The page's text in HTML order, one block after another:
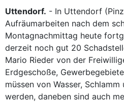
Uttendorf. - In Uttendorf
Aufräumarbeiten nach dem
Montagnachmittag heute
derzeit noch gut 20
Mario Rieder von der
Erdgeschoße,
müssen von Wasser,
werden, daneben sind auch